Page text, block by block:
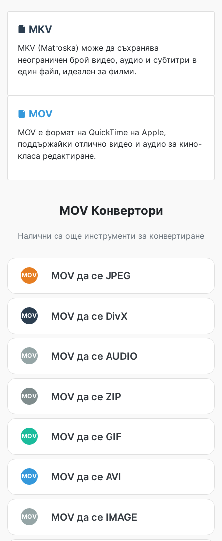
MKV
MKV (Matroska) може да съхранява
неограничен брой видео, аудио и субтитри в
един файл, идеален за филми.
MOV
MOV е формат на QuickTime на Apple,
поддържайки отлично видео и аудио за кино-
класа редактиране.
MOV Конвертори
Налични са още инструменти за конвертиране
MOV MOV да се JPEG
MOV MOV да се DivX
MOV MOV да се AUDIO
MOV MOV да се ZIP
MOV MOV да се GIF
MOV MOV да се AVI
MOV MOV да се IMAGE